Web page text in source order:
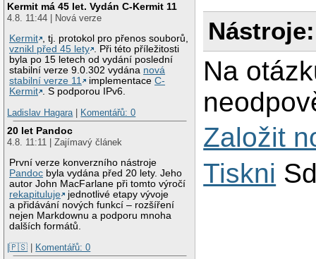
Kermit má 45 let. Vydán C-Kermit 11
4.8. 11:44 | Nová verze
Kermit , tj. protokol pro přenos souborů,
vznikl před 45 lety . Při této příležitosti
byla po 15 letech od vydání poslední
stabilní verze 9.0.302 vydána nová
stabilní verze 11
implementaceC-
Kermit . S podporou IPv6.
Ladislav Hagara | Komentářů: 0
20 let Pandoc
4.8. 11:11 | Zajímavý článek
První verze konverzního nástroje
Pandoc byla vydána před 20 lety. Jeho
autor John MacFarlane při tomto výročí
rekapituluje
jednotlivé etapy vývoje
a přidávání nových funkcí – rozšíření
nejen Markdownu a podporu mnoha
dalších formátů.
|🇵🇸 | Komentářů: 0
Nástroje:
Na
Založit
Tiskni